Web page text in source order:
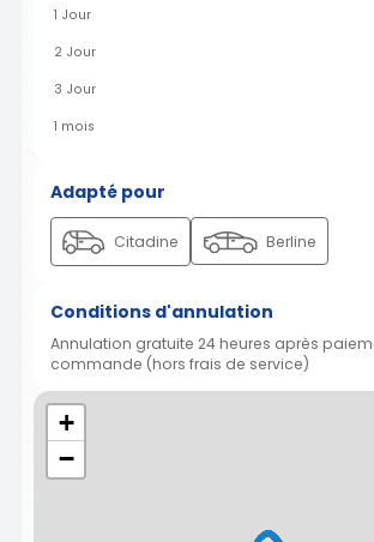
1 Jour
2 Jour
3 Jour
1 mois
Adapté pour
Citadine Berline
Conditions d'annulation
Annulation gratuite 24 heures après
commande (hors frais de service)
+
−